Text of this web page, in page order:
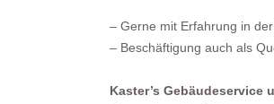
– Gerne mit Erfahrung in
– Beschäftigung auch als
Kaster’s